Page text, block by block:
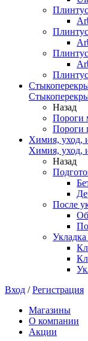
Назад
Пороги
Пороги
Химия, уход,
Химия, уход,
Назад
После
Вход /Регистрация
Магазины
О компании
Акции